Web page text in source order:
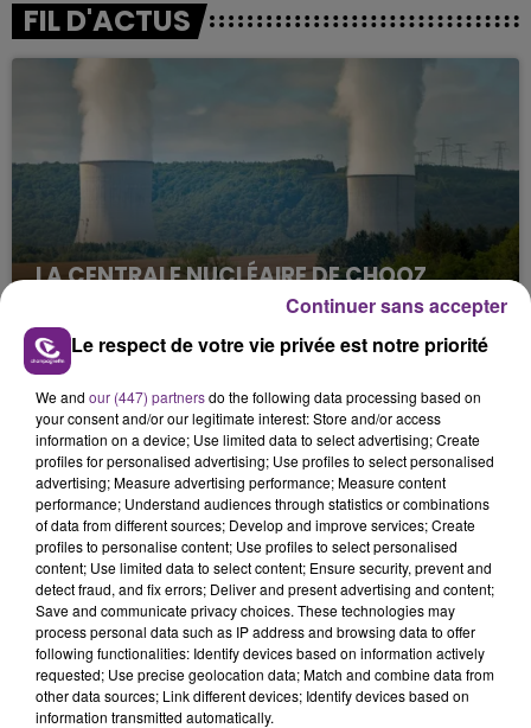
FIL D'ACTUS
LA CENTRALE NUCLÉAIRE DE CHOOZ
Cela fait déjà une semaine que la centrale
nucléaire ardennaise est à l'arrêt. Une situation
justifiée par la sécheresse intense qui est toujours
présente.
LE MAGASIN JOUÉCLUB DE REIMS FERME
SES PORTES
C'était l'une des institutions du centre-ville
rémois. Le magasin JouéClub est contraint de
fermer ses portes.
TITRES DIFFUSÉS
Le respect de votre vie privée est notre priorité
We and our (447) partnersdo the following data processing based on
your consent and/or our legitimate interest: Store and/or access
information on a device; Use limited data to select advertising; Create
profiles for personalised advertising; Use profiles to select personalised
advertising; Measure advertising performance; Measure content
performance; Understand audiences through statistics or combinations
of data from different sources; Develop and improve services; Create
profiles to personalise content; Use profiles to select personalised
content; Use limited data to select content; Ensure security, prevent and
detect fraud, and fix errors; Deliver and present advertising and content;
Save and communicate privacy choices. These technologies may
process personal data such as IP address and browsing data to offer
following functionalities: Identify devices based on information actively
requested; Use precise geolocation data; Match and combine data from
other data sources; Link different devices; Identify devices based on
information transmitted automatically.
Continuer sans accepter